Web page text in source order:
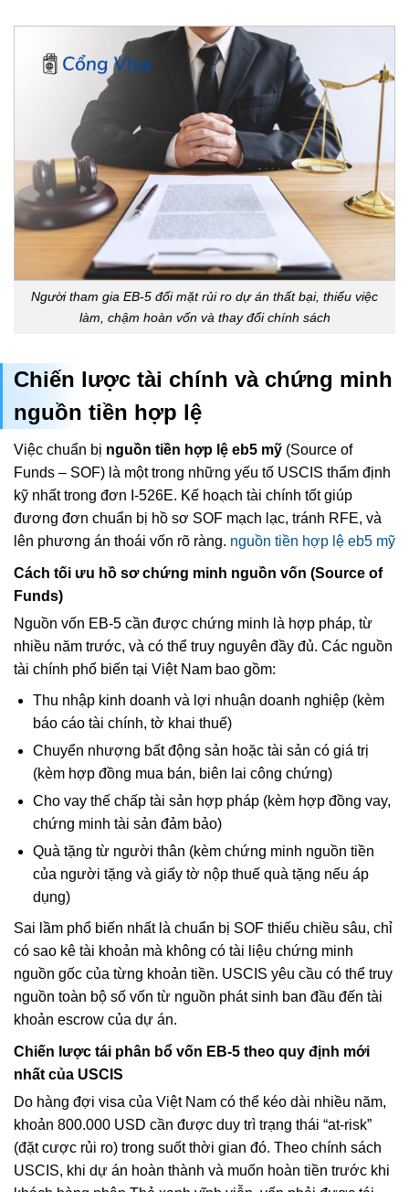
Người tham gia EB-5 đối mặt rủi ro dự án thất bại, thiếu việc
làm, chậm hoàn vốn và thay đổi chính sách
Chiến lược tài chính và chứng minh
nguồn tiền hợp lệ
Việc chuẩn bị nguồn tiền hợp lệ eb5 mỹ (Source of
Funds – SOF) là một trong những yếu tố USCIS thẩm định
kỹ nhất trong đơn I-526E. Kế hoạch tài chính tốt giúp
đương đơn chuẩn bị hồ sơ SOF mạch lạc, tránh RFE, và
lên phương án thoái vốn rõ ràng. nguồn tiền hợp lệ eb5 mỹ
Cách tối ưu hồ sơ chứng minh nguồn vốn (Source of
Funds)
Nguồn vốn EB-5 cần được chứng minh là hợp pháp, từ
nhiều năm trước, và có thể truy nguyên đầy đủ. Các nguồn
tài chính phổ biến tại Việt Nam bao gồm:
Thu nhập kinh doanh và lợi nhuận doanh nghiệp (kèm
báo cáo tài chính, tờ khai thuế)
Chuyển nhượng bất động sản hoặc tài sản có giá trị
(kèm hợp đồng mua bán, biên lai công chứng)
Cho vay thế chấp tài sản hợp pháp (kèm hợp đồng vay,
chứng minh tài sản đảm bảo)
Quà tặng từ người thân (kèm chứng minh nguồn tiền
của người tặng và giấy tờ nộp thuế quà tặng nếu áp
dụng)
Sai lầm phổ biến nhất là chuẩn bị SOF thiếu chiều sâu, chỉ
có sao kê tài khoản mà không có tài liệu chứng minh
nguồn gốc của từng khoản tiền. USCIS yêu cầu có thể truy
nguồn toàn bộ số vốn từ nguồn phát sinh ban đầu đến tài
khoản escrow của dự án.
Chiến lược tái phân bổ vốn EB-5 theo quy định mới
nhất của USCIS
Do hàng đợi visa của Việt Nam có thể kéo dài nhiều năm,
khoản 800.000 USD cần được duy trì trạng thái “at-risk”
(đặt cược rủi ro) trong suốt thời gian đó. Theo chính sách
USCIS, khi dự án hoàn thành và muốn hoàn tiền trước khi